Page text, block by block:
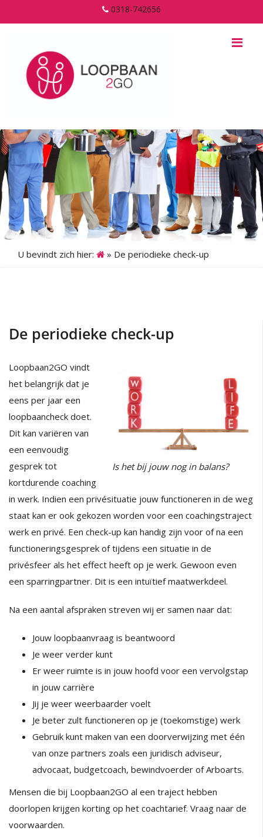
0318-742656
U bevindt zich hier: » De periodieke check-up
De periodieke check-up
Is het bij jouw nog in balans?
Loopbaan2GO vindt
het belangrijk dat je
eens per jaar een
loopbaancheck doet.
Dit kan variëren van
een eenvoudig
gesprek tot
kortdurende coaching
in werk. Indien een privésituatie jouw functioneren in de weg
staat kan er ook gekozen worden voor een coachingstraject
werk en privé. Een check-up kan handig zijn voor of na een
functioneringsgesprek of tijdens een situatie in de
privésfeer als het effect heeft op je werk. Gewoon even
een sparringpartner. Dit is een intuïtief maatwerkdeel.
Na een aantal afspraken streven wij er samen naar dat:
Jouw loopbaanvraag is beantwoord
Je weer verder kunt
Er weer ruimte is in jouw hoofd voor een vervolgstap
in jouw carrière
Jij je weer weerbaarder voelt
Je beter zult functioneren op je (toekomstige) werk
Gebruik kunt maken van een doorverwijzing met één
van onze partners zoals een juridisch adviseur,
advocaat, budgetcoach, bewindvoerder of Arboarts.
Mensen die bij Loopbaan2GO al een traject hebben
doorlopen krijgen korting op het coachtarief. Vraag naar de
voorwaarden.